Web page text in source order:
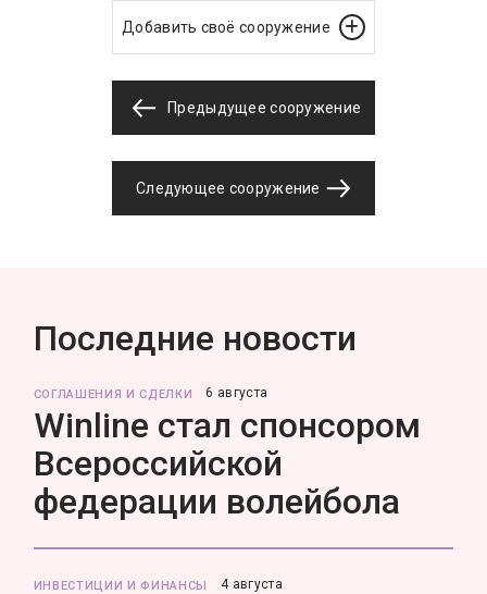
Добавить своё сооружение
Предыдущее сооружение
Следующее сооружение
Последние новости
СОГЛАШЕНИЯ И СДЕЛКИ 6 августа
Winline стал спонсором
Всероссийской
федерации волейбола
ИНВЕСТИЦИИ И ФИНАНСЫ 4 августа